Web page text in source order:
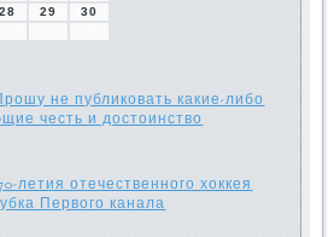
28 29
30
не публиковать какие-либо
честь и достоинство
летия отечественного хоккея
Первого канала